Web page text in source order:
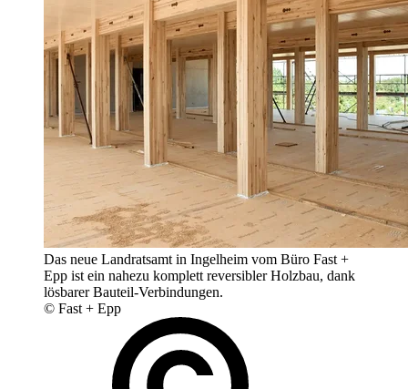
Das neue Landratsamt in Ingelheim vom Büro Fast +
Epp ist ein nahezu komplett reversibler Holzbau, dank
lösbarer Bauteil-Verbindungen.
© Fast + Epp